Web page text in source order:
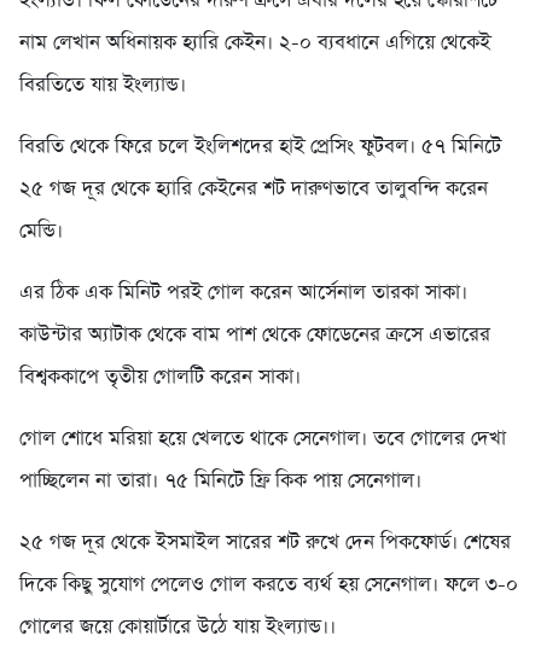
নাম লেখান অধিনায়ক হ্যারি কেইন। ২-০ ব্যবধানে এগিয়ে থেকেই
বিরতিতে যায় ইংল্যান্ড।
বিরতি থেকে ফিরে চলে ইংলিশদের হাই প্রেসিং ফুটবল। ৫৭ মিনিটে
২৫ গজ দূর থেকে হ্যারি কেইনের শট দারুণভাবে তালুবন্দি করেন
মেন্ডি।
এর ঠিক এক মিনিট পরই গোল করেন আর্সেনাল তারকা সাকা।
কাউন্টার অ্যাটাক থেকে বাম পাশ থেকে ফোডেনের ক্রসে এভারের
বিশ্বককাপে তৃতীয় গোলটি করেন সাকা।
গোল শোধে মরিয়া হয়ে খেলতে থাকে সেনেগাল। তবে গোলের দেখা
পাচ্ছিলেন না তারা। ৭৫ মিনিটে ফ্রি কিক পায় সেনেগাল।
২৫ গজ দূর থেকে ইসমাইল সারের শট রুখে দেন পিকফোর্ড। শেষের
দিকে কিছু সুযোগ পেলেও গোল করতে ব্যর্থ হয় সেনেগাল। ফলে ৩-০
গোলের জয়ে কোয়ার্টারে উঠে যায় ইংল্যান্ড।।